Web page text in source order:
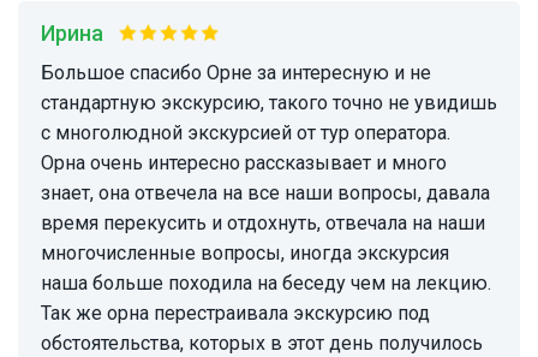
Ирина
Большое спасибо Орне за интересную и не
стандартную экскурсию, такого точно не увидишь
с многолюдной экскурсией от тур оператора.
Орна очень интересно рассказывает и много
знает, она отвечела на все наши вопросы, давала
время перекусить и отдохнуть, отвечала на наши
многочисленные вопросы, иногда экскурсия
наша больше походила на беседу чем на лекцию.
Так же орна перестраивала экскурсию под
обстоятельства, которых в этот день получилось